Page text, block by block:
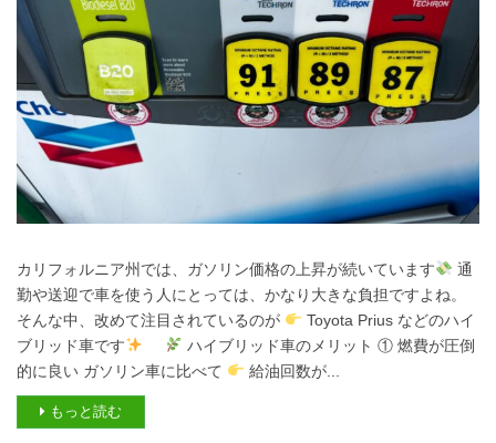
カリフォルニア州では、ガソリン価格の上昇が続いています
通
勤や送迎で車を使う人にとっては、かなり大きな負担ですよね。
そんな中、改めて注目されているのが
Toyota Prius などのハイ
ブリッド車です
ハイブリッド車のメリット ① 燃費が圧倒
的に良い ガソリン車に比べて
給油回数が...
もっと読む